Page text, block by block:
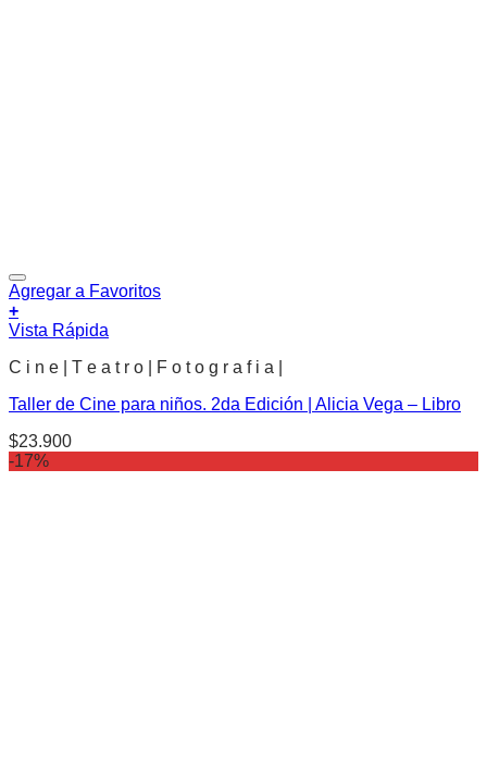
Agregar a Favoritos
+
Vista Rápida
C i n e | T e a t r o | F o t o g r a f i a |
Taller de Cine para niños. 2da Edición | Alicia Vega – Libro
$23.900
-17%